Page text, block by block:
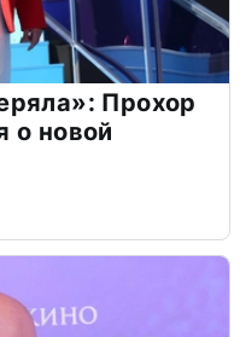
Прохор
о новой